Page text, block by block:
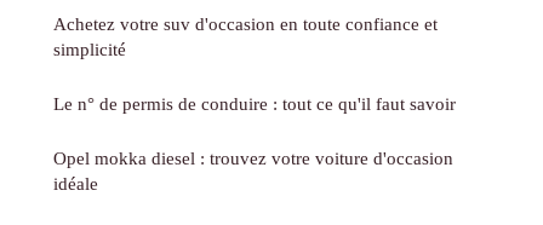
Achetez votre suv d'occasion en toute confiance et
simplicité
Le n° de permis de conduire : tout ce qu'il faut savoir
Opel mokka diesel : trouvez votre voiture d'occasion
idéale